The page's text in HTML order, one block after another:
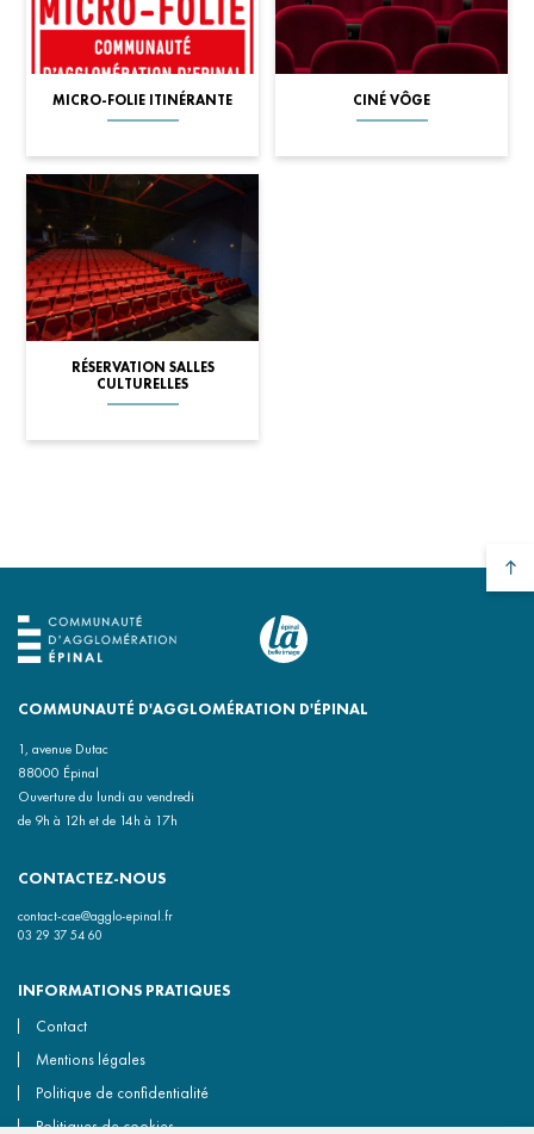
MICRO-FOLIE ITINÉRANTE CINÉ VÔGE
RÉSERVATION SALLES
CULTURELLES
COMMUNAUTÉ D'AGGLOMÉRATION D'ÉPINAL
1, avenue Dutac
88000 Épinal
Ouverture du lundi au vendredi
de 9h à 12h et de 14h à 17h
CONTACTEZ-NOUS
contact-cae@agglo-epinal.fr
03 29 37 54 60
INFORMATIONS PRATIQUES
Contact
Mentions légales
Politique de confidentialité
Politiques de cookies